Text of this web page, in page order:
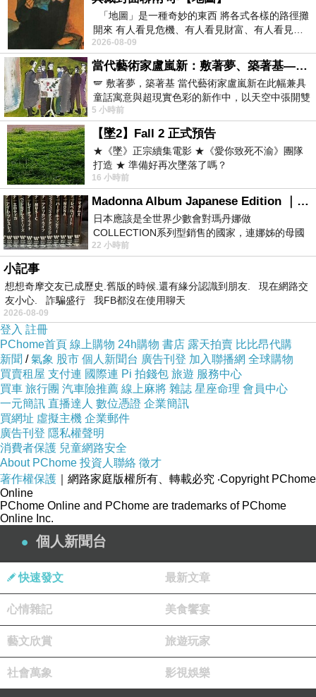
員之一。我們在歐洲各大城市做地毯式的推銷，
同時也趁勢推出產品展覽，藉以激促與招睞歐洲
商家之採購意願。拓銷團籌組開始，個成員立刻
積極的辦理出國手續，個個緊繃神經面對未來。
儘管這是急就章的應付，但是臨陣擦槍不亮
也光的觀念，依然催促著我們勇敢的去面對惡劣
的狀況。此行之途程包括有維也納、柏林、杜塞
爾道夫、法蘭克福、雅典、巴黎、羅馬、米蘭、
那布勒斯、馬德里、巴塞隆納等等重要城市。整
個行程走完之後，我私下再回到巴黎坐鎮。用意
是要鞏固辛苦得來之市場地盤。
巴黎商友彼耶是我的新客戶，為了防範他被
挖走，所以，我對他採取緊迫釘人之策，避免中
途發生意外而被搶走。隨後我又採取欲擒故縱之
策，放鬆心情裝做沒是以面對之。這是我首次以
放鬆心情面對市場，毫無警戒心情下顯得格外輕
鬆。就在彼耶與她姑媽之招待裡，我天天四處走
逛，享受著無事一身輕的滋味。巴黎是個古老著
大都會，她揉和了古早與現代的個性。無論是在
藝術上、文化上、或者人文上、在在都綻放出她
獨自具有之絢爛光彩。
甫剛走入其中，我就被她的絢爛神彩與光
芒，迷戀得東南西北分都不出方向矣！吾友彼耶
為了展現他的誠意，特別放自己一天假期，捨命
陪著我在巴黎城內四處觀光逛遊，以免冷落了我
這位遠道而來的稀客。巴黎人感到驕傲的羅浮宮
藝術之殿，她是我們走逛的首要景點。觀賞到斷
臂的維納斯，婀娜多姿栩栩如生之風采，讓我睇
「地圖」是一種奇妙的東西 將各式各樣的路徑攤
開來 有人看見危機、有人看見財富、有人看見…
從中可以發掘出不同的
2026-08-09
當代藝術家盧嵐新：敷著夢、築著基——讓筆觸成為存在過的證據，將相遇的溫度熔鑄成新的模樣
🪽 敷著夢，築著基 當代藝術家盧嵐新在此幅兼具
童話寓意與超現實色彩的新作中，以天空中張開雙
翼的神聖形象與地面上聚集的人群對話，
5 小時前
【墜2】Fall 2 正式預告
★《墜》正宗續集電影 ★《愛你致死不渝》團隊
打造 ★ 準備好再次墜落了嗎？
16 小時前
Madonna Album Japanese Edition ｜瑪丹娜專輯們2026年日本版重發系列
日本應該是全世界少數會對瑪丹娜做
COLLECTION系列型銷售的國家，連娜姊的母國
美國都沒對她這樣過，這全拜在他們到現在唱片
22 小時前
小記事
想想奇摩交友已成歷史.舊版的時候.還有緣分認識到朋友. 現在網路交
友小心. 詐騙盛行 我FB都沒在使用聊天
2026-08-09
登入 註冊
PChome首頁 線上購物 24h購物 書店 露天拍賣 比比昂代購
新聞 /氣象 股市 個人新聞台 廣告刊登 加入聯播網 全球購物
買賣租屋 支付連 國際連 Pi 拍錢包 旅遊 服務中心
買車 旅行團 汽車險推薦 線上麻將 雜誌 星座命理 會員中心
一元簡訊 直播達人 數位憑證 企業簡訊
買網址 虛擬主機 企業郵件
廣告刊登 隱私權聲明
消費者保護 兒童網路安全
About PChome 投資人聯絡 徵才
著作權保護 ｜網路家庭版權所有、轉載必究 ‧Copyright PChome
Online
PChome Online and PChome are trademarks of PChome
Online Inc.
個人新聞台
快速發文 最新文章
心情雜記 美食饗宴
藝文欣賞 旅遊玩家
社會萬象 影視娛樂